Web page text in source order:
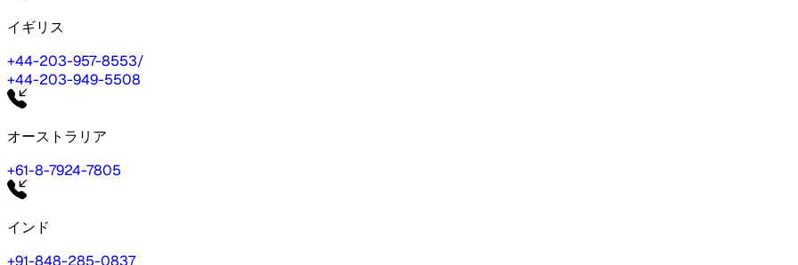
イギリス
+44-203-957-8553/
+44-203-949-5508
オーストラリア
+61-8-7924-7805
インド
+91-848-285-0837